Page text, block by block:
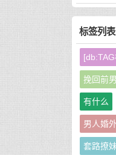
标签列表
挽回前
有什么
男人婚
套路撩